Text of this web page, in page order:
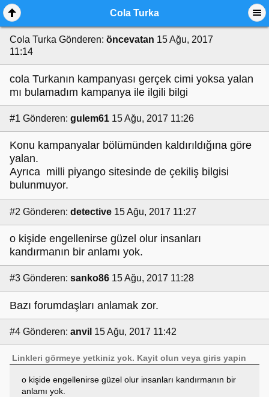
Cola Turka
Cola Turka Gönderen: öncevatan 15 Ağu, 2017
11:14
cola Turkanın kampanyası gerçek cimi yoksa yalan
mı bulamadım kampanya ile ilgili bilgi
#1 Gönderen: gulem61 15 Ağu, 2017 11:26
Konu kampanyalar bölümünden kaldırıldığına göre
yalan.
Ayrıca milli piyango sitesinde de çekiliş bilgisi
bulunmuyor.
#2 Gönderen: detective 15 Ağu, 2017 11:27
o kişide engellenirse güzel olur insanları
kandırmanın bir anlamı yok.
#3 Gönderen: sanko86 15 Ağu, 2017 11:28
Bazı forumdaşları anlamak zor.
#4 Gönderen: anvil 15 Ağu, 2017 11:42
Linkleri görmeye yetkiniz yok. Kayit olun veyagiris yapin
o kişide engellenirse güzel olur insanları kandırmanın bir
anlamı yok.